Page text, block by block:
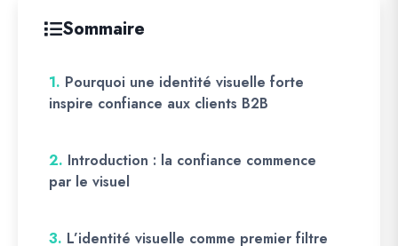
Sommaire
1. Pourquoi une identité visuelle forte
inspire confiance aux clients B2B
2. Introduction : la confiance commence
par le visuel
3. L’identité visuelle comme premier filtre